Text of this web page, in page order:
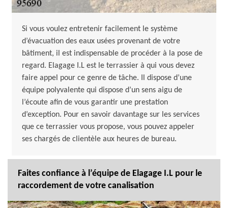
Si vous voulez entretenir facilement le système
d’évacuation des eaux usées provenant de votre
bâtiment, il est indispensable de procéder à la pose de
regard. Elagage I.L est le terrassier à qui vous devez
faire appel pour ce genre de tâche. Il dispose d’une
équipe polyvalente qui dispose d’un sens aigu de
l’écoute afin de vous garantir une prestation
d’exception. Pour en savoir davantage sur les services
que ce terrassier vous propose, vous pouvez appeler
ses chargés de clientèle aux heures de bureau.
Faites confiance à l’équipe de Elagage I.L pour le
raccordement de votre canalisation